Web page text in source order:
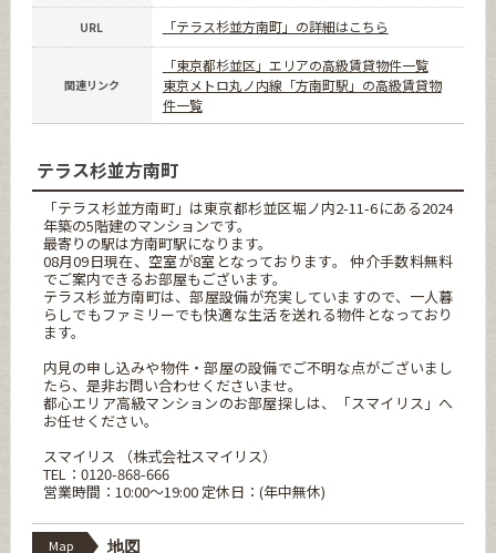
URL 「テラス杉並方南町」の詳細はこちら
関連リンク
「東京都杉並区」エリアの高級賃貸物件一覧
東京メトロ丸ノ内線「方南町駅」の高級賃貸物
件一覧
テラス杉並方南町
「テラス杉並方南町」は東京都杉並区堀ノ内2-11-6にある2024
年築の5階建のマンションです。
最寄りの駅は方南町駅になります。
08月09日現在、空室が8室となっております。 仲介手数料無料
でご案内できるお部屋もございます。
テラス杉並方南町は、部屋設備が充実していますので、一人暮
らしでもファミリーでも快適な生活を送れる物件となっており
ます。
内見の申し込みや物件・部屋の設備でご不明な点がございまし
たら、是非お問い合わせくださいませ。
都心エリア高級マンションのお部屋探しは、「スマイリス」へ
お任せください。
スマイリス （株式会社スマイリス）
TEL：0120-868-666
営業時間：10:00～19:00 定休日：(年中無休)
Map 地図